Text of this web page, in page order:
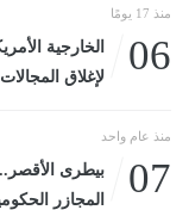
منذ 17 يومًا
06
الخارجية
لإغلاق
منذ عام واحد
07
المجازر الحكومية